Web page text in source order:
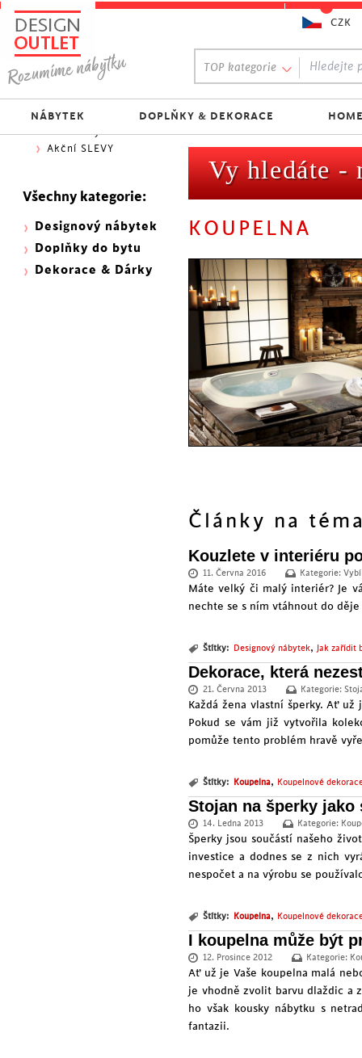
Vy hledáte -
KOUPELNA
Články na
Kouzlete v interiéru
11. Června 2016 Kategorie:
Máte velký či malý interiér? Je
nechte se s ním vtáhnout do
Štítky: Designový nábytek, Jak zařídit
Dekorace, která
21. Června 2013 Kategorie:
Každá žena vlastní šperky. Ať
Pokud se vám již vytvořila
pomůže tento problém hravě
Štítky: Koupelna, Koupelnové
Stojan na šperky jako
14. Ledna 2013 Kategorie:
Šperky jsou součástí našeho
investice a dodnes se z nich
nespočet a na výrobu se
Štítky: Koupelna, Koupelnové
I koupelna může být
12. Prosince 2012 Kategorie:
Ať už je Vaše koupelna malá
je vhodně zvolit barvu dlaždic a
ho však kousky nábytku s
fantazii.
Oblíbený výběr:
300 NOVINEK
333 BESTSELLERŮ
Nejlevnější do 1.500 Kč
Skladovky
Akční SLEVY
Všechny kategorie:
Designový nábytek
Doplňky do bytu
Dekorace & Dárky
TOP kategorie
NÁBYTEK DOPLŇKY & DEKORACE
CZK